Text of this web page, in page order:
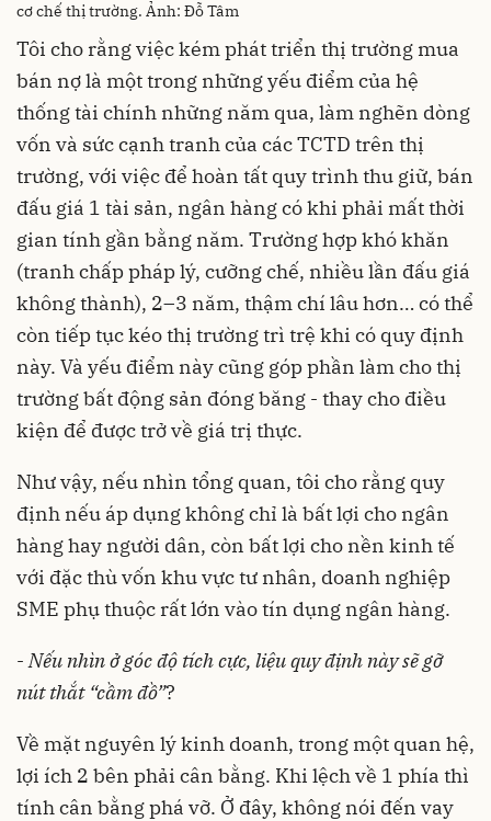
cơ chế thị trường. Ảnh: Đỗ Tâm
Tôi cho rằng việc kém phát triển thị trường mua
bán nợ là một trong những yếu điểm của hệ
thống tài chính những năm qua, làm nghẽn dòng
vốn và sức cạnh tranh của các TCTD trên thị
trường, với việc để hoàn tất quy trình thu giữ, bán
đấu giá 1 tài sản, ngân hàng có khi phải mất thời
gian tính gần bằng năm. Trường hợp khó khăn
(tranh chấp pháp lý, cưỡng chế, nhiều lần đấu giá
không thành), 2–3 năm, thậm chí lâu hơn… có thể
còn tiếp tục kéo thị trường trì trệ khi có quy định
này. Và yếu điểm này cũng góp phần làm cho thị
trường bất động sản đóng băng - thay cho điều
kiện để được trở về giá trị thực.
Như vậy, nếu nhìn tổng quan, tôi cho rằng quy
định nếu áp dụng không chỉ là bất lợi cho ngân
hàng hay người dân, còn bất lợi cho nền kinh tế
với đặc thù vốn khu vực tư nhân, doanh nghiệp
SME phụ thuộc rất lớn vào tín dụng ngân hàng.
-Nếu nhìn ở góc độ tích cực, liệu quy định này sẽ gỡ
nút thắt “cầm đồ”?
Về mặt nguyên lý kinh doanh, trong một quan hệ,
lợi ích 2 bên phải cân bằng. Khi lệch về 1 phía thì
tính cân bằng phá vỡ. Ở đây, không nói đến vay